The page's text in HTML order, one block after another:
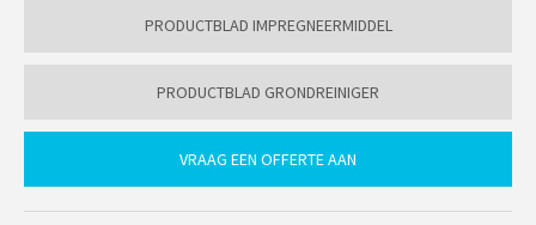
PRODUCTBLAD IMPREGNEERMIDDEL
PRODUCTBLAD GRONDREINIGER
VRAAG EEN OFFERTE AAN